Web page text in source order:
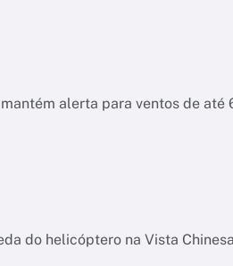
alerta para ventos de até
do helicóptero na Vista